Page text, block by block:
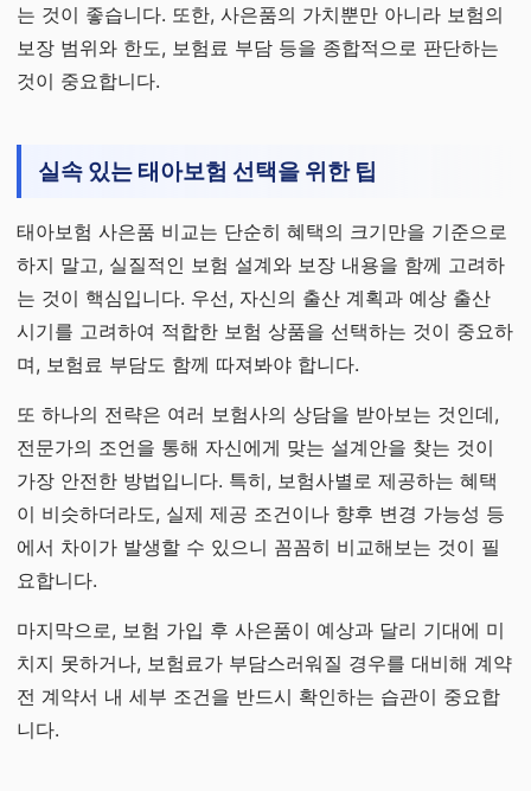
는 것이 좋습니다. 또한, 사은품의 가치뿐만 아니라 보험의
보장 범위와 한도, 보험료 부담 등을 종합적으로 판단하는
것이 중요합니다.
실속 있는 태아보험 선택을 위한 팁
태아보험 사은품 비교는 단순히 혜택의 크기만을 기준으로
하지 말고, 실질적인 보험 설계와 보장 내용을 함께 고려하
는 것이 핵심입니다. 우선, 자신의 출산 계획과 예상 출산
시기를 고려하여 적합한 보험 상품을 선택하는 것이 중요하
며, 보험료 부담도 함께 따져봐야 합니다.
또 하나의 전략은 여러 보험사의 상담을 받아보는 것인데,
전문가의 조언을 통해 자신에게 맞는 설계안을 찾는 것이
가장 안전한 방법입니다. 특히, 보험사별로 제공하는 혜택
이 비슷하더라도, 실제 제공 조건이나 향후 변경 가능성 등
에서 차이가 발생할 수 있으니 꼼꼼히 비교해보는 것이 필
요합니다.
마지막으로, 보험 가입 후 사은품이 예상과 달리 기대에 미
치지 못하거나, 보험료가 부담스러워질 경우를 대비해 계약
전 계약서 내 세부 조건을 반드시 확인하는 습관이 중요합
니다.